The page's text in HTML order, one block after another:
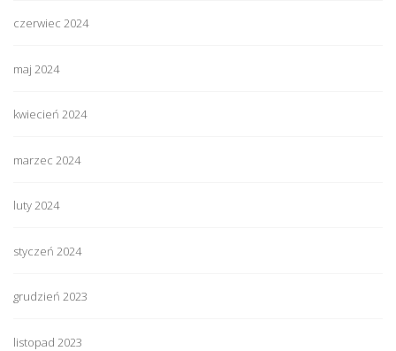
czerwiec 2024
maj 2024
kwiecień 2024
marzec 2024
luty 2024
styczeń 2024
grudzień 2023
listopad 2023